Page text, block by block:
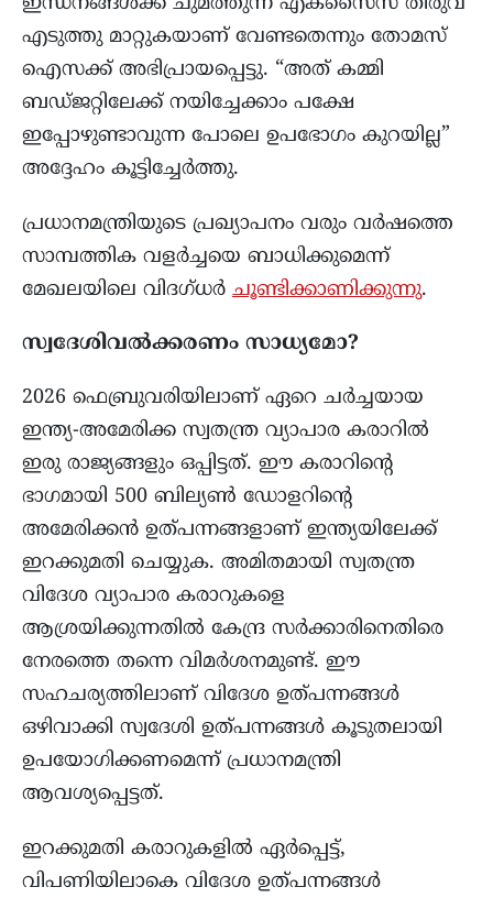
എടുത്തു മാറ്റുകയാണ് വേണ്ടതെന്നും തോമസ്
ഐസക്ക് അഭിപ്രായപ്പെട്ടു. “അത് കമ്മി
ബഡ്ജറ്റിലേക്ക് നയിച്ചേക്കാം പക്ഷേ
ഇപ്പോഴുണ്ടാവുന്ന പോലെ ഉപഭോഗം കുറയില്ല”
അദ്ദേഹം കൂട്ടിച്ചേർത്തു.
പ്രധാനമന്ത്രിയുടെ പ്രഖ്യാപനം വരും വർഷത്തെ
സാമ്പത്തിക വളർച്ചയെ ബാധിക്കുമെന്ന്
മേഖലയിലെ വിദഗ്ധർ ചൂണ്ടിക്കാണിക്കുന്നു.
സ്വദേശിവൽക്കരണം സാധ്യമോ?
2026 ഫെബ്രുവരിയിലാണ് ഏറെ ചർച്ചയായ
ഇന്ത്യ-അമേരിക്ക സ്വതന്ത്ര വ്യാപാര കരാറിൽ
ഇരു രാജ്യങ്ങളും ഒപ്പിട്ടത്. ഈ കരാറിന്റെ
ഭാഗമായി 500 ബില്യൺ ഡോളറിന്റെ
അമേരിക്കൻ ഉത്പന്നങ്ങളാണ് ഇന്ത്യയിലേക്ക്
ഇറക്കുമതി ചെയ്യുക. അമിതമായി സ്വതന്ത്ര
വിദേശ വ്യാപാര കരാറുകളെ
ആശ്രയിക്കുന്നതിൽ കേന്ദ്ര സർക്കാരിനെതിരെ
നേരത്തെ തന്നെ വിമർശനമുണ്ട്. ഈ
സഹചര്യത്തിലാണ് വിദേശ ഉത്പന്നങ്ങൾ
ഒഴിവാക്കി സ്വദേശി ഉത്പന്നങ്ങൾ കൂടുതലായി
ഉപയോഗിക്കണമെന്ന് പ്രധാനമന്ത്രി
ആവശ്യപ്പെട്ടത്.
ഇറക്കുമതി കരാറുകളിൽ ഏർപ്പെട്ട്,
വിപണിയിലാകെ വിദേശ ഉത്പന്നങ്ങൾ